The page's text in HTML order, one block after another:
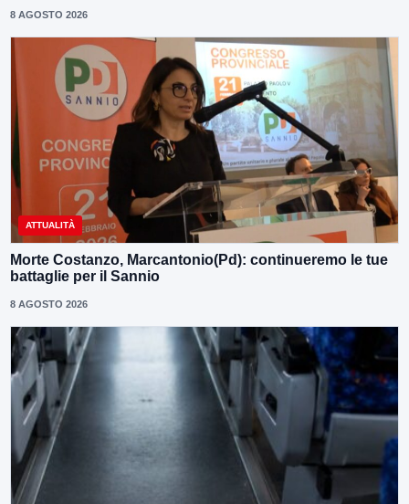
8 AGOSTO 2026
ATTUALITÀ
Morte Costanzo, Marcantonio(Pd): continueremo le tue
battaglie per il Sannio
8 AGOSTO 2026